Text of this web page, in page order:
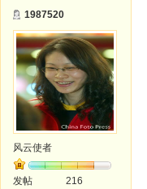
1987520
风云使者
发帖
216